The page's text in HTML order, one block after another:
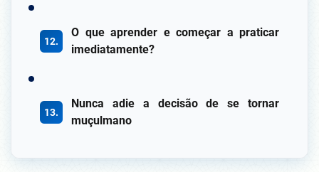
O que aprender e começar a praticar
imediatamente?
Nunca adie a decisão de se tornar
muçulmano